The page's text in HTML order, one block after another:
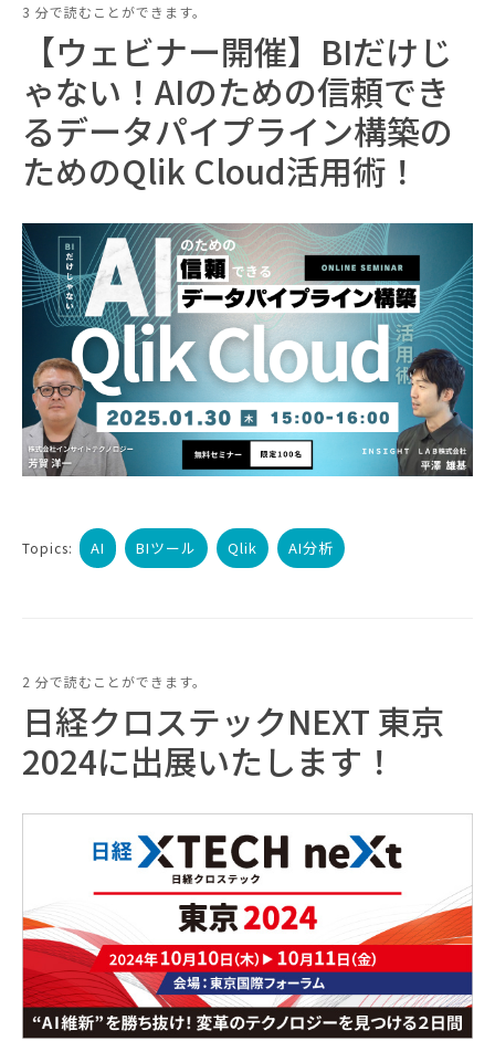
3 分で読むことができます。
【ウェビナー開催】BIだけじ
ゃない！AIのための信頼でき
るデータパイプライン構築の
ためのQlik Cloud活用術！
Topics: AI BIツール Qlik AI分析
2 分で読むことができます。
日経クロステックNEXT 東京
2024に出展いたします！